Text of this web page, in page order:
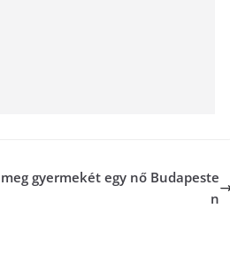
gyermekét egy nő Budapeste
n